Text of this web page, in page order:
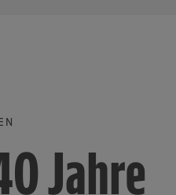
Jahre